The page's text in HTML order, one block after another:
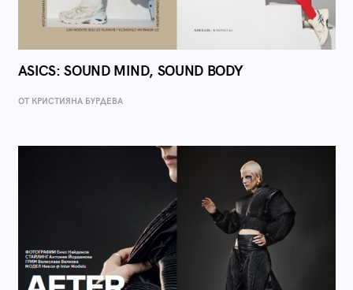
ASICS: SOUND MIND, SOUND BODY
ОТ КРИСТИЯНА БУРДЕВА